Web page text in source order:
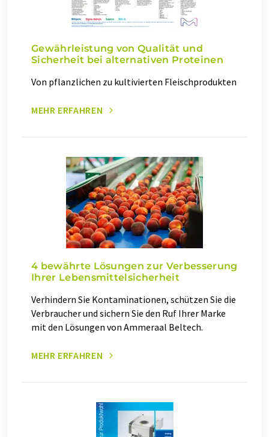
Gewährleistung von Qualität und
Sicherheit bei alternativen Proteinen
Von pflanzlichen zu kultivierten Fleischprodukten
MEHR ERFAHREN
4 bewährte Lösungen zur Verbesserung
Ihrer Lebensmittelsicherheit
Verhindern Sie Kontaminationen, schützen Sie die
Verbraucher und sichern Sie den Ruf Ihrer Marke
mit den Lösungen von Ammeraal Beltech.
MEHR ERFAHREN